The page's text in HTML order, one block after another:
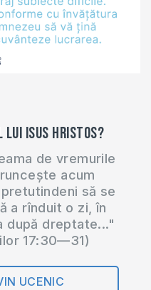
lui Isus Hristos?
de vremurile
acum
să se
a rînduit o zi, în
după dreptate..."
17:30—31)
UCENIC